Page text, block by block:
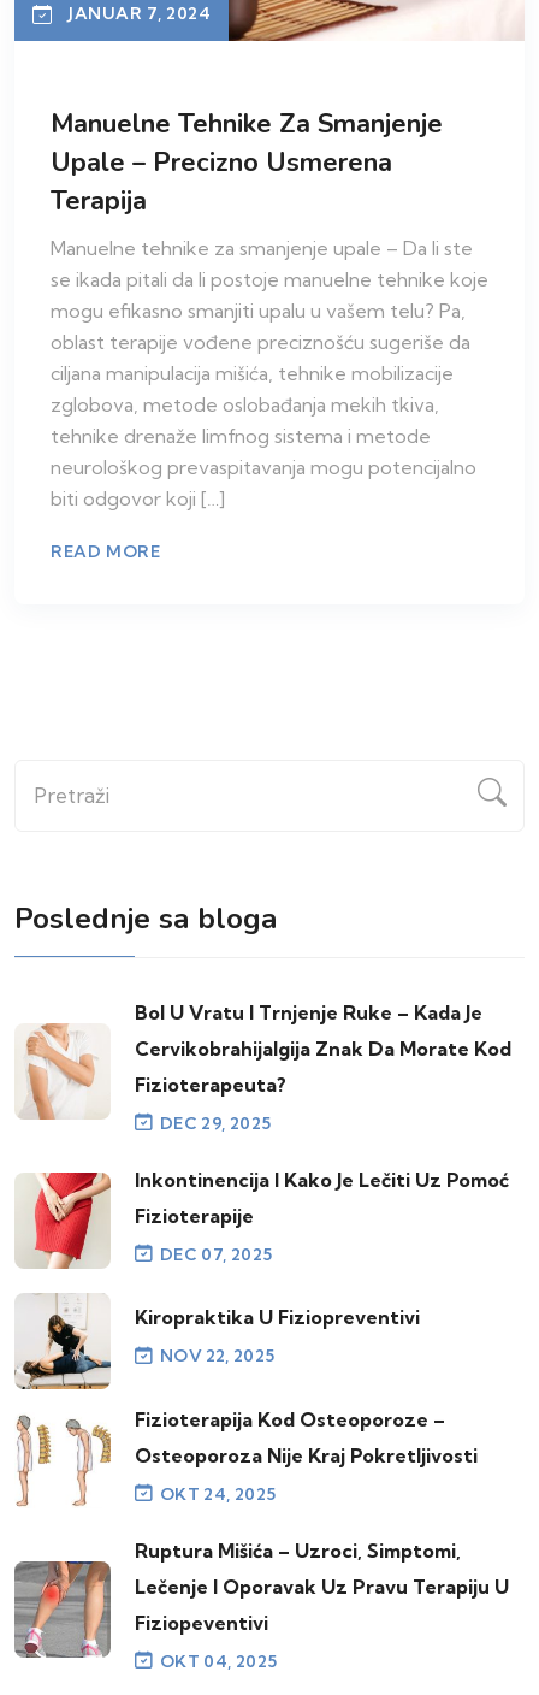
JANUAR 7, 2024
Manuelne Tehnike Za Smanjenje
Upale – Precizno Usmerena
Terapija
Manuelne tehnike za smanjenje upale – Da li ste
se ikada pitali da li postoje manuelne tehnike koje
mogu efikasno smanjiti upalu u vašem telu? Pa,
oblast terapije vođene preciznošću sugeriše da
ciljana manipulacija mišića, tehnike mobilizacije
zglobova, metode oslobađanja mekih tkiva,
tehnike drenaže limfnog sistema i metode
neurološkog prevaspitavanja mogu potencijalno
biti odgovor koji […]
READ MORE
Poslednje sa bloga
Bol U Vratu I Trnjenje Ruke – Kada Je
Cervikobrahijalgija Znak Da Morate Kod
Fizioterapeuta?
DEC 29, 2025
Inkontinencija I Kako Je Lečiti Uz Pomoć
Fizioterapije
DEC 07, 2025
Kiropraktika U Fiziopreventivi
NOV 22, 2025
Fizioterapija Kod Osteoporoze –
Osteoporoza Nije Kraj Pokretljivosti
OKT 24, 2025
Ruptura Mišića – Uzroci, Simptomi,
Lečenje I Oporavak Uz Pravu Terapiju U
Fiziopeventivi
OKT 04, 2025